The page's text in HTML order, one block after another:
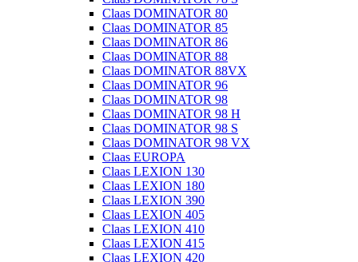
Claas DOMINATOR 80
Claas DOMINATOR 85
Claas DOMINATOR 86
Claas DOMINATOR 88
Claas DOMINATOR 88VX
Claas DOMINATOR 96
Claas DOMINATOR 98
Claas DOMINATOR 98 H
Claas DOMINATOR 98 S
Claas DOMINATOR 98 VX
Claas EUROPA
Claas LEXION 130
Claas LEXION 180
Claas LEXION 390
Claas LEXION 405
Claas LEXION 410
Claas LEXION 415
Claas LEXION 420